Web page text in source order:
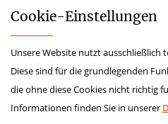
Impressum
Datenschutz
Kontakt
Cookie-­Einstellungen
Unsere Website nutzt ausschließlich
Diese sind für die grundlegenden
die ohne diese Cookies nicht richtig
Informationen finden Sie in unserer